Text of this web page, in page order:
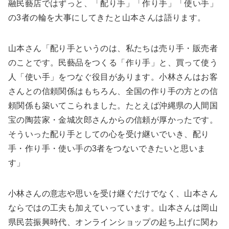
融民藝店ではずっと、「配り手」「作り手」「使い手」
の3者の輪を大事にしてきたと山本さんは語ります。
山本さん「配り手というのは、私たちは売り手・販売者
のことです。民藝品をつくる「作り手」と、買って使う
人「使い手」をつなぐ役目があります。小林さんはお客
さんとの信頼関係はもちろん、全国の作り手の方との信
頼関係も築いてこられました。たとえば沖縄県の人間国
宝の陶芸家・金城次郎さんからの信頼が厚かったです。
そういった配り手としての心を受け継いでいき、配り
手・作り手・使い手の3者をつないできたいと思いま
す」
小林さんの意志や思いを受け継ぐだけでなく、山本さん
ならではの工夫も加えていっています。山本さんは岡山
県民芸振興時代、オンラインショップの起ち上げに関わ